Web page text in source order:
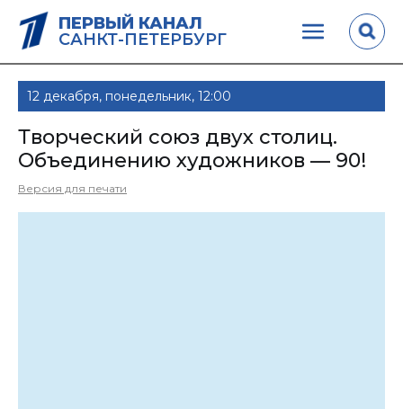
ПЕРВЫЙ КАНАЛ
САНКТ-ПЕТЕРБУРГ
12 декабря, понедельник, 12:00
Творческий союз двух столиц.
Объединению художников — 90!
Версия для печати